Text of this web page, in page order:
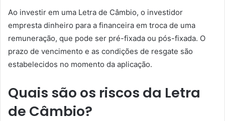
Ao investir em uma Letra de Câmbio, o investidor
empresta dinheiro para a financeira em troca de uma
remuneração, que pode ser pré-fixada ou pós-fixada. O
prazo de vencimento e as condições de resgate são
estabelecidos no momento da aplicação.
Quais são os riscos da Letra
de Câmbio?